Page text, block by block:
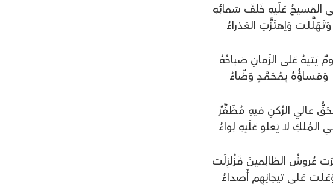
المَسيحُ عَلَيهِ خَلفَ سَمائِهِ
وَتَـهَـلَّـلَـت وَاِهـتَـزَّتِ العَذراءُ
يَـتـيهُ عَلى الزَمانِ صَباحُهُ
وَمَـسـاؤُهُ بِـمُـحَـمَّـدٍ وَضّاءُ
عـالي الرُكنِ فيهِ مُظَفَّرٌ
الـمُـلـكِ لا يَعلو عَلَيهِ لِواءُ
عُروشُ الظالِمينَ فَزُلزِلَت
عَـلـى تيجانِهِم أَصداءُ